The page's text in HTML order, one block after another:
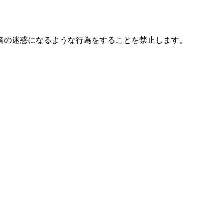
迷惑になるような行為をすることを禁止します。